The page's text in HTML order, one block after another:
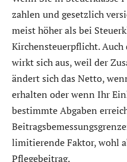
zahlen und gesetzlich
meist höher als bei
Kirchensteuerpflicht. Auch
wirkt sich aus, weil der
ändert sich das Netto,
erhalten oder wenn Ihr
bestimmte Abgaben
limitierende Faktor, wohl
Pflegebeitrag.